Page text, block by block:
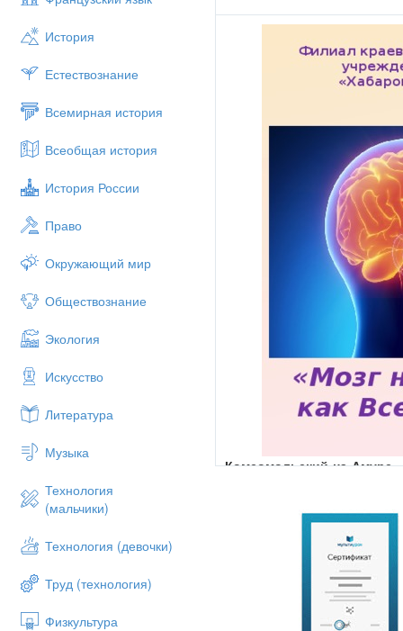
История
Естествознание
Всемирная история
Всеобщая история
История России
Право
Окружающий мир
Обществознание
Экология
Искусство
Литература
Музыка
Технология
(мальчики)
Технология (девочки)
Труд (технология)
Физкультура
демонстрация основных
Задание для
Самостоятельная
Подведение итогов
Комсомольский-на-Амуре
профессионального
«Хабаровский
АНАТОМИЯ И
Преподаватель: